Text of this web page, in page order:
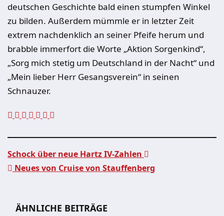
deutschen Geschichte bald einen stumpfen Winkel
zu bilden. Außerdem mümmle er in letzter Zeit
extrem nachdenklich an seiner Pfeife herum und
brabble immerfort die Worte „Aktion Sorgenkind“,
„Sorg mich stetig um Deutschland in der Nacht“ und
„Mein lieber Herr Gesangsverein“ in seinen
Schnauzer.
Schock über neue Hartz IV-Zahlen
Neues von Cruise von Stauffenberg
ÄHNLICHE BEITRÄGE